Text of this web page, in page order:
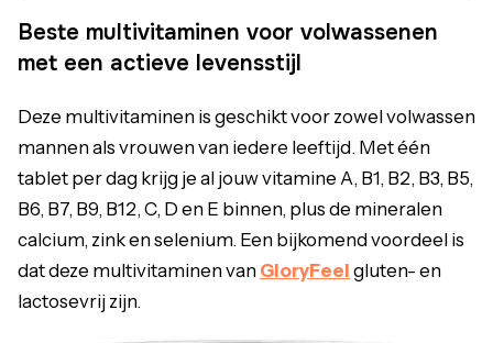
Beste multivitaminen voor volwassenen
met een actieve levensstijl
Deze multivitaminen is geschikt voor zowel volwassen
mannen als vrouwen van iedere leeftijd. Met één
tablet per dag krijg je al jouw vitamine A, B1, B2, B3, B5,
B6, B7, B9, B12, C, D en E binnen, plus de mineralen
calcium, zink en selenium. Een bijkomend voordeel is
dat deze multivitaminen van GloryFeel gluten- en
lactosevrij zijn.